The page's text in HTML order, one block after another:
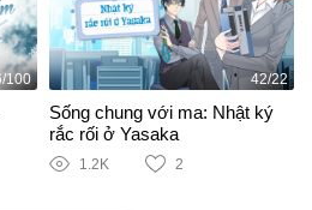
100 42/22
Sống chung với ma: Nhật ký
rắc rối ở Yasaka
1.2K 2